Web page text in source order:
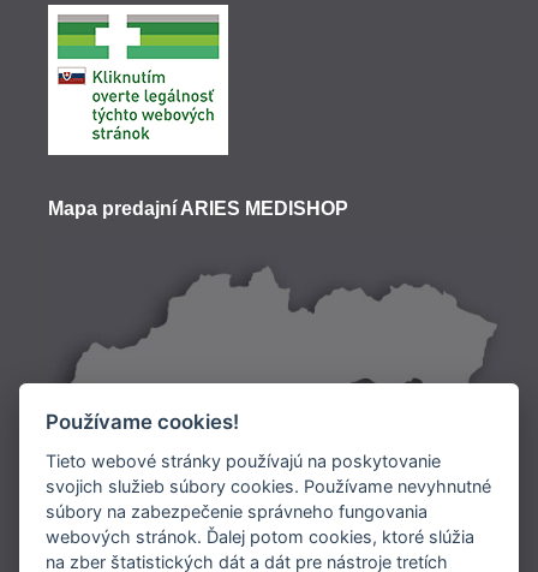
Mapa predajní ARIES MEDISHOP
Doprava:
Používame cookies!
Tieto webové stránky používajú na poskytovanie
svojich služieb súbory cookies. Používame nevyhnutné
súbory na zabezpečenie správneho fungovania
webových stránok. Ďalej potom cookies, ktoré slúžia
na zber štatistických dát a dát pre nástroje tretích